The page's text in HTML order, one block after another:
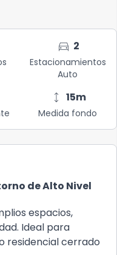
directions_car 2
Estacionamientos
Auto
height 15m
Medida fondo
de Alto Nivel
espacios,
Ideal para
residencial cerrado